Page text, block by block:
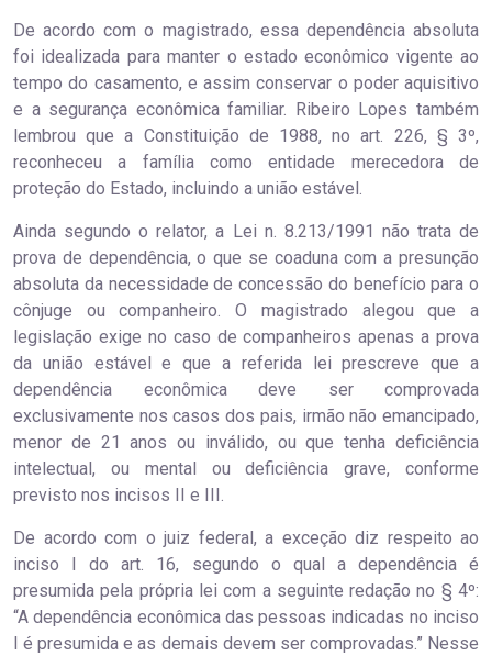
De acordo com o magistrado, essa dependência absoluta
foi idealizada para manter o estado econômico vigente ao
tempo do casamento, e assim conservar o poder aquisitivo
e a segurança econômica familiar. Ribeiro Lopes também
lembrou que a Constituição de 1988, no art. 226, § 3º,
reconheceu a família como entidade merecedora de
proteção do Estado, incluindo a união estável.
Ainda segundo o relator, a Lei n. 8.213/1991 não trata de
prova de dependência, o que se coaduna com a presunção
absoluta da necessidade de concessão do benefício para o
cônjuge ou companheiro. O magistrado alegou que a
legislação exige no caso de companheiros apenas a prova
da união estável e que a referida lei prescreve que a
dependência econômica deve ser comprovada
exclusivamente nos casos dos pais, irmão não emancipado,
menor de 21 anos ou inválido, ou que tenha deficiência
intelectual, ou mental ou deficiência grave, conforme
previsto nos incisos II e III.
De acordo com o juiz federal, a exceção diz respeito ao
inciso I do art. 16, segundo o qual a dependência é
presumida pela própria lei com a seguinte redação no § 4º:
“A dependência econômica das pessoas indicadas no inciso
I é presumida e as demais devem ser comprovadas.” Nesse